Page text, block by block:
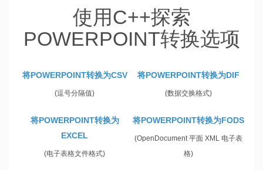
使用C++探索
POWERPOINT转换选项
将POWERPOINT转换为CSV
(逗号分隔值)
将POWERPOINT转换为DIF
(数据交换格式)
将POWERPOINT转换为
EXCEL
(电子表格文件格式)
将POWERPOINT转换为FODS
(OpenDocument 平面 XML 电子表
格)